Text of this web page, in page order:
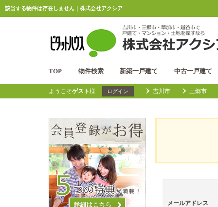
該当する物件は存在しません｜株式会社アクシア
TOP 物件検索 新築一戸建て 中古一戸建て
ようこそゲスト様 ログイン 吉川市 三郷市
メールアドレス